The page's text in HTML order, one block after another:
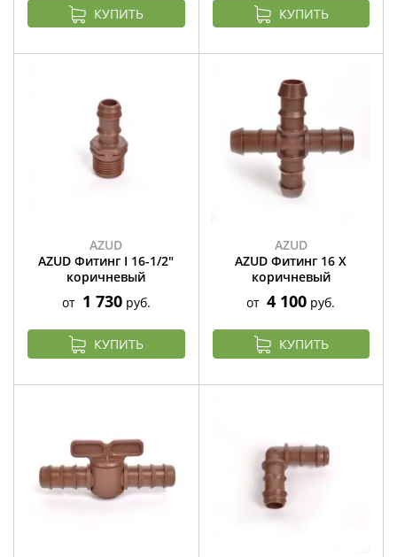
КУПИТЬ КУПИТЬ
AZUD
AZUD Фитинг I 16-1/2"
коричневый
от 1 730руб.
КУПИТЬ
AZUD
AZUD Фитинг 16 Х
коричневый
от4 100 руб.
КУПИТЬ